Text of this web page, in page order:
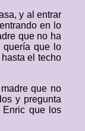
y al entrar
en lo
que no ha
quería que lo
el techo
que no
y pregunta
Enric que los